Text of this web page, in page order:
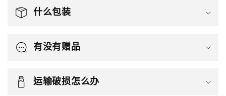
什么包装
有没有赠品
运输破损怎么办